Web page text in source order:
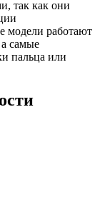
так как они
модели работают
самые
пальца или